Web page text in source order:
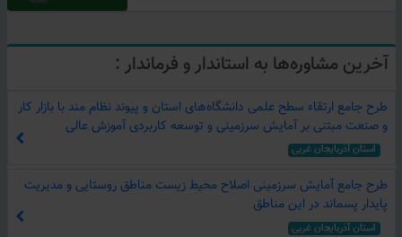
مشارکت مردم در اقتصاد، توسعه عدالت و مبارزه با رانتخواری
مشارکت مردم در اقتصاد
مشارکت مردمی در توسعه کشور
مشارکت مردم در اقتصاد کشور
همه مردم سهیمند
31 مرکز تعاملات اقتصادی/مازندران و آذربایجان شرقی
انتقال سهام پیشگامان اقتصاد مقاومتی
آخرین مشاوره‌ها به استاندار و فرماندار :
طرح جامع ارتقاء سطح علمی دانشگاه‌های استان و پیوند نظام مند با بازار کار
و صنعت مبتنی بر آمایش سرزمینی و توسعه کاربردی آموزش عالی
استان آذربایجان غربی
طرح جامع آمایش سرزمینی اصلاح محیط زیست مناطق روستایی و مدیریت
پایدار پسماند در این مناطق
استان آذربایجان غربی